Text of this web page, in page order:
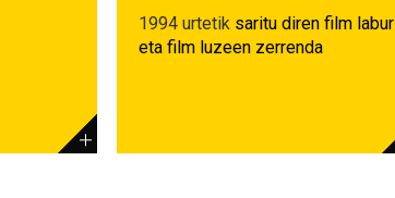
1994 urtetik saritu diren film labur
eta film luzeen zerrenda